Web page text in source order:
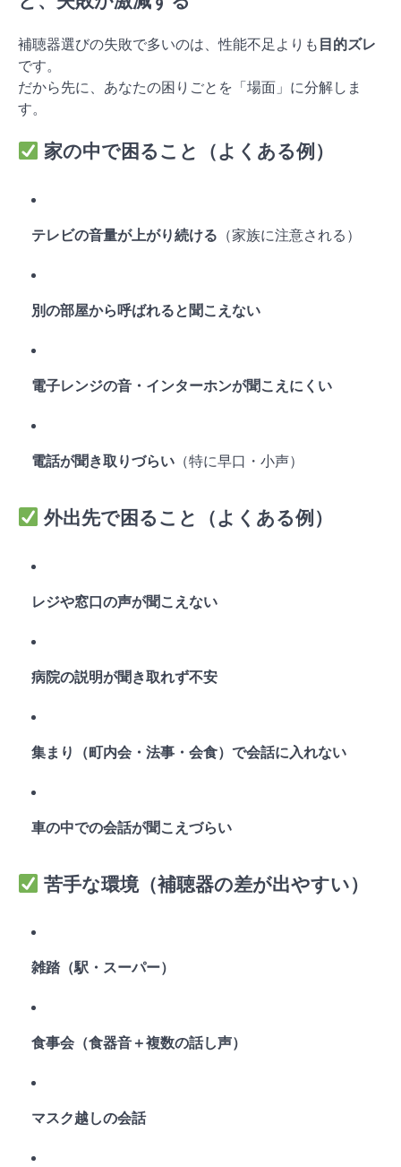
補聴器選びの失敗で多いのは、性能不足よりも 目的ズレ
です。
だから先に、あなたの困りごとを「場面」に分解しま
す。
家の中で困ること（よくある例）
テレビの音量が上がり続ける （家族に注意される）
別の部屋から呼ばれると聞こえない
電子レンジの音・インターホンが聞こえにくい
電話が聞き取りづらい （特に早口・小声）
外出先で困ること（よくある例）
レジや窓口の声が聞こえない
病院の説明が聞き取れず不安
集まり（町内会・法事・会食）で会話に入れない
車の中での会話が聞こえづらい
苦手な環境（補聴器の差が出やすい）
雑踏（駅・スーパー）
食事会（食器音＋複数の話し声）
マスク越しの会話